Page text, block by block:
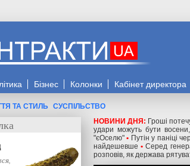
Бізнес Колонки Кабінет директора
ТА СТИЛЬ СУСПІЛЬСТВО
НОВИНИ ДНЯ: Гроші
удари можуть бути
"єОселю" • Путін у паніці
найдешевше • Серед
розповів, як держава